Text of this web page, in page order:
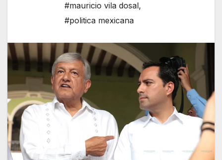
#mauricio vila dosal,
#politica mexicana